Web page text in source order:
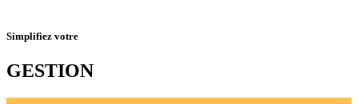
Simplifiez votre
GESTION